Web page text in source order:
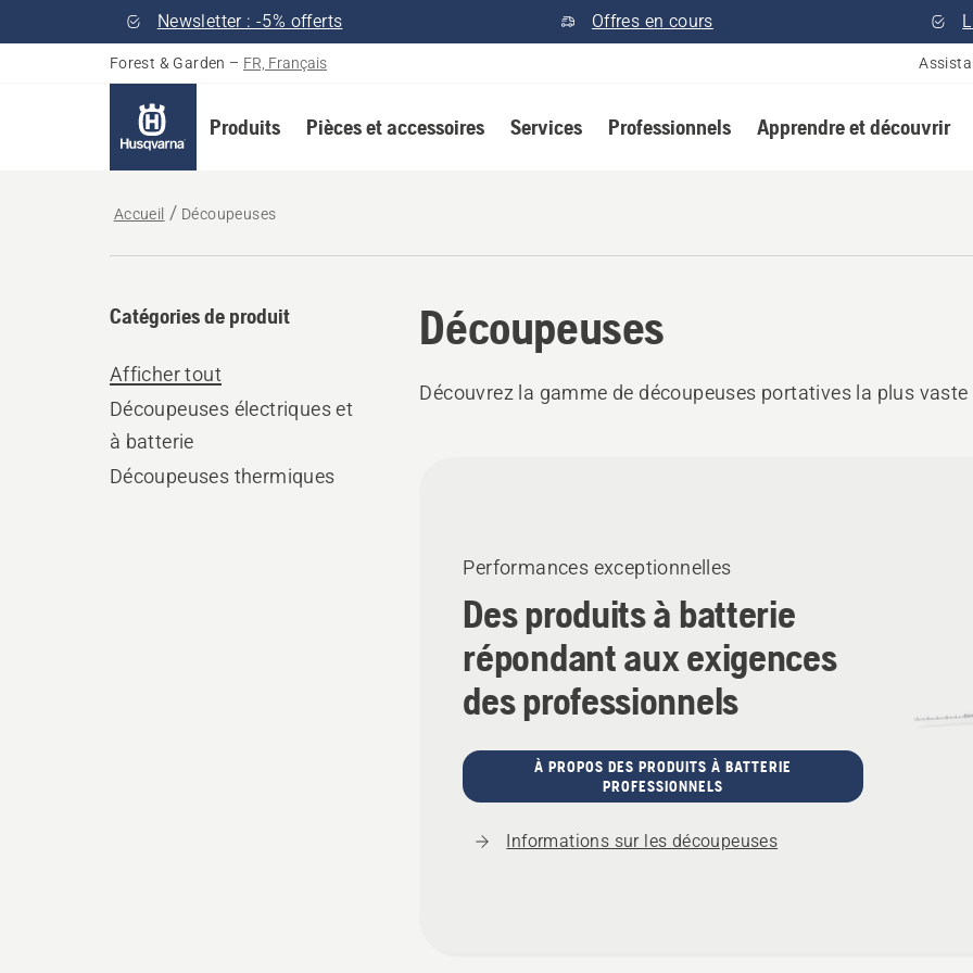
Newsletter : -5% offerts Offres en cours
Forest & Garden – FR, Français
Produits Pièces et accessoires Services Professionnels Apprendre et découvrir
Accueil Découpeuses
Découpeuses
Catégories de produit
Afficher tout
Découpeuses électriques et
à batterie
Découpeuses thermiques
Découvrez la gamme de découpeuses portatives la plus vaste
Performances exceptionnelles
Des produits à batterie
répondant aux exigences
des professionnels
À PROPOS DES PRODUITS À BATTERIE
PROFESSIONNELS
Informations sur les découpeuses